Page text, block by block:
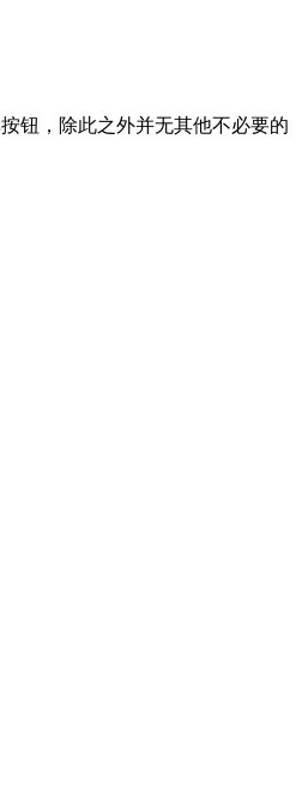
钮，除此之外并无其他不必要的